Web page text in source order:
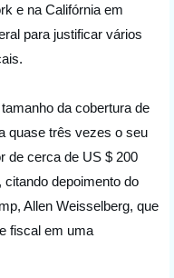
e na Califórnia em
para justificar vários
da cobertura de
quase três vezes o seu
de cerca de US $ 200
depoimento do
Allen Weisselberg, que
fiscal em uma